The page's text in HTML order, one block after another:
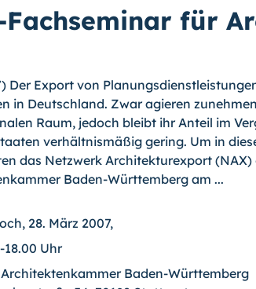
Fachseminar für
Der Export von
in Deutschland. Zwar agieren
Raum, jedoch bleibt ihr Anteil im
verhältnismäßig gering. Um in
das Netzwerk Architekturexport
Baden-Württemberg am ...
28. März 2007,
18.00 Uhr
Baden-Württemberg